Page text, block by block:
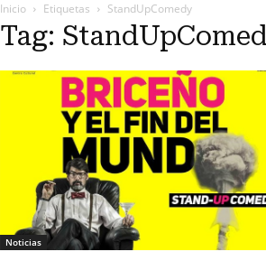
Inicio Etiquetas StandUpComedy
Tag:
Noticias